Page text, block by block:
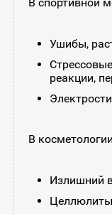
В спортивной
Ушибы,
реакции,
В
Излишний